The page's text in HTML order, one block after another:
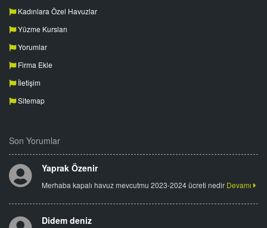
Kadınlara Özel Havuzlar
Yüzme Kursları
Yorumlar
Firma Ekle
İletişim
Sitemap
Son Yorumlar
Yaprak Özenir
Merhaba kapalı havuz mevcutmu 2023-2024 ücreti nedir Devamı
Didem deniz